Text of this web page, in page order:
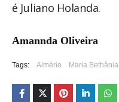
é Juliano Holanda.
Amannda Oliveira
Tags: Almério Maria Bethânia